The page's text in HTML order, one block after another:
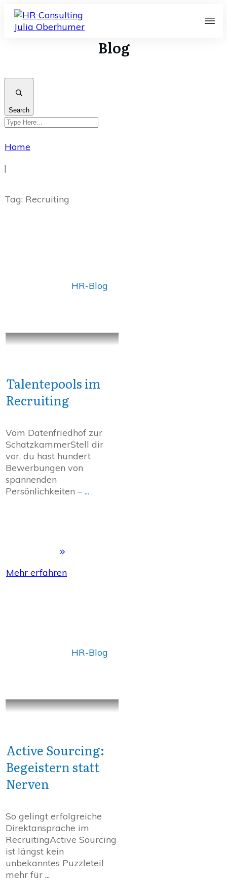
Blog
Search
Home
|
Tag: Recruiting
HR-Blog
Talentepools im
Recruiting
Vom Datenfriedhof zur
SchatzkammerStell dir
vor, du hast hundert
Bewerbungen von
spannenden
Persönlichkeiten – ...
Mehr erfahren
HR-Blog
Active Sourcing:
Begeistern statt
Nerven
So gelingt erfolgreiche
Direktansprache im
RecruitingActive Sourcing
ist längst kein
unbekanntes Puzzleteil
mehr für ...